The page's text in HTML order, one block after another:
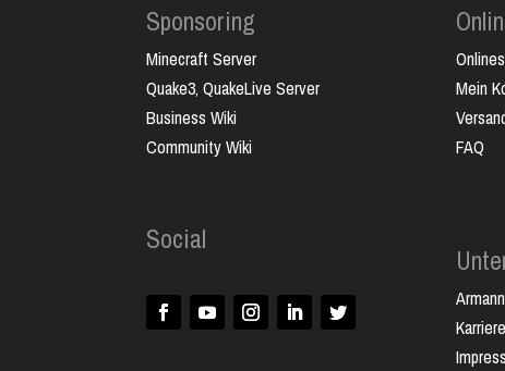
Sponsoring
Minecraft Server
Quake3, QuakeLive Server
Business Wiki
Community Wiki
Social
Mein
FAQ
Karriere